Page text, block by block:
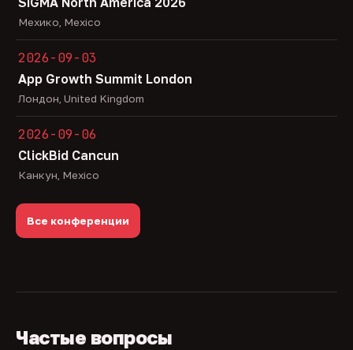
Мехико, Mexico
2026-09-03
App Growth Summit London
Лондон, United Kingdom
2026-09-06
ClickBid Cancun
Канкун, Mexico
Все конференции
Частые вопросы